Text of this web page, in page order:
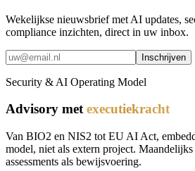
Wekelijkse nieuwsbrief met AI updates,
compliance inzichten, direct in uw inbox.
Inschrijven
Security & AI Operating Model
Advisory metexecutiekracht
Van BIO2 en NIS2 tot EU AI Act,
model, niet als extern project. Maandelijks
assessments als bewijsvoering.